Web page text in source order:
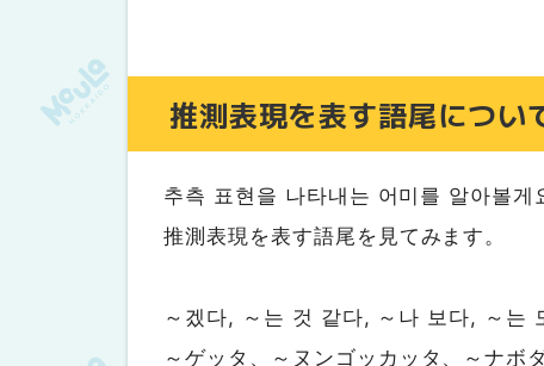
推測表現を表す語尾につい
추측 표현을 나타내는 어미를 알아볼게
推測表現を表す語尾を見てみます。
～겠다, ～는 것 같다, ～나 보다, ～는
～ゲッタ、～ヌンゴッカッタ、～ナボ